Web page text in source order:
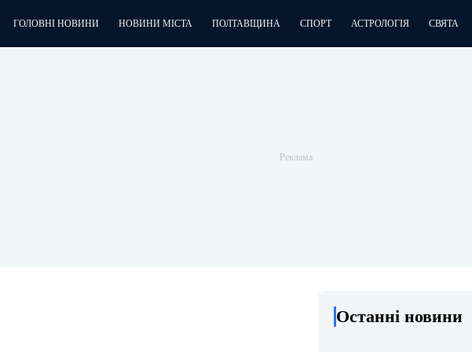
ГОЛОВНІ НОВИНИ НОВИНИ МІСТА ПОЛТАВЩИНА СПОРТ АСТРОЛОГІЯ СВЯТА
Останні новини